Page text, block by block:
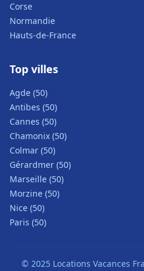
Corse
Normandie
Hauts-de-France
Top villes
Agde (50)
Antibes (50)
Cannes (50)
Chamonix (50)
Colmar (50)
Gérardmer (50)
Marseille (50)
Morzine (50)
Nice (50)
Paris (50)
© 2025 Locations Vacances